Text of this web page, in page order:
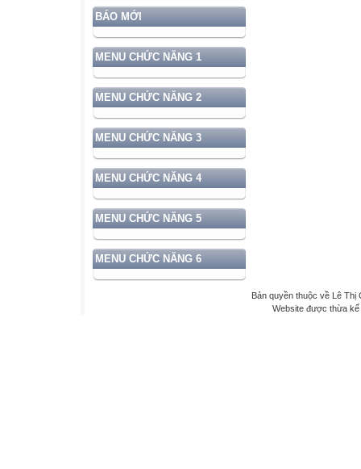
BÁO MỚI
MENU CHỨC NĂNG 1
MENU CHỨC NĂNG 2
MENU CHỨC NĂNG 3
MENU CHỨC NĂNG 4
MENU CHỨC NĂNG 5
MENU CHỨC NĂNG 6
Bản quyền thuộc về Lê
Website được thừa